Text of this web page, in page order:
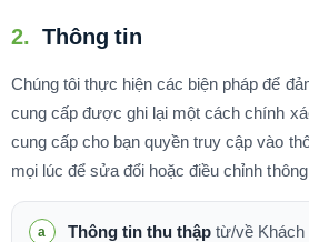
2. Thông tin
Chúng tôi thực hiện các biện pháp để
cung cấp được ghi lại một cách chính
cung cấp cho bạn quyền truy cập vào
mọi lúc để sửa đổi hoặc điều chỉnh
Thông tin thu thập từ/về